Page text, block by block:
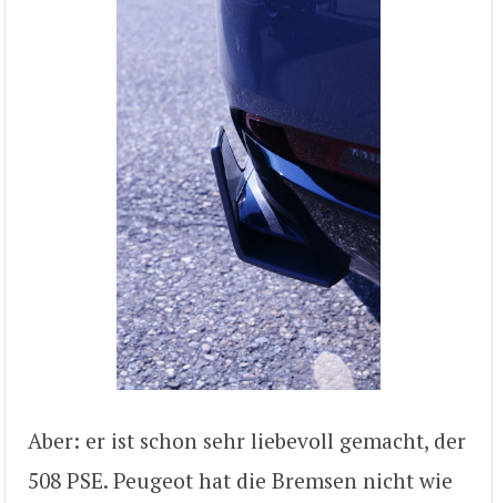
Aber: er ist schon sehr liebevoll gemacht, der
508 PSE. Peugeot hat die Bremsen nicht wie